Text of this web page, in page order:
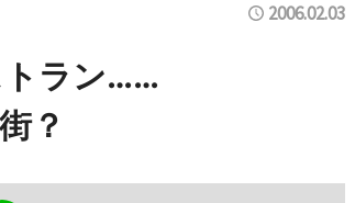
2006.02.03
トラン……
？